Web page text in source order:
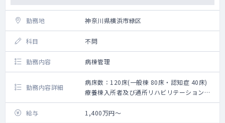
勤務地 神奈川県横浜市緑区
科目 不問
勤務内容 病棟管理
勤務内容詳細
病床数：120床(一般棟 80床・認知症 40床)
療養棟入所者及び通所リハビリテーション利
用者の健康管理一般
給与
1,400万円～